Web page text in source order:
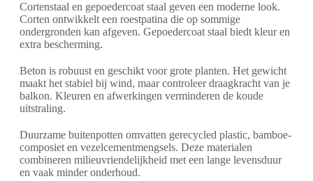
Cortenstaal en gepoedercoat staal geven een moderne look.
Corten ontwikkelt een roestpatina die op sommige
ondergronden kan afgeven. Gepoedercoat staal biedt kleur en
extra bescherming.
Beton is robuust en geschikt voor grote planten. Het gewicht
maakt het stabiel bij wind, maar controleer draagkracht van je
balkon. Kleuren en afwerkingen verminderen de koude
uitstraling.
Duurzame buitenpotten omvatten gerecycled plastic, bamboe-
composiet en vezelcementmengsels. Deze materialen
combineren milieuvriendelijkheid met een lange levensduur
en vaak minder onderhoud.